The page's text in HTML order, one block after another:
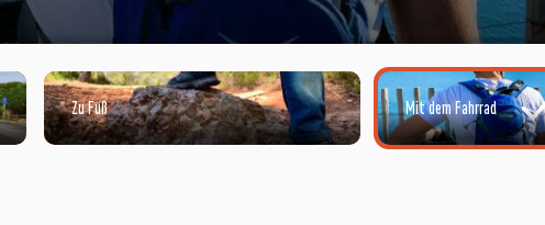
Zu Fuß Mit dem Fahrrad